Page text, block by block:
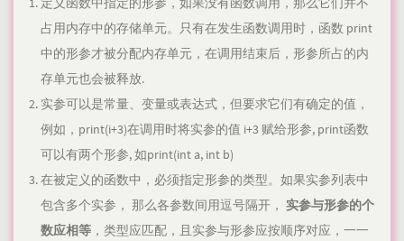
占用内存中的存储单元。只有在发生函数调用时，函数 print
中的形参才被分配内存单元，在调用结束后，形参所占的内
存单元也会被释放.
实参可以是常量、变量或表达式，但要求它们有确定的值，
例如，print(i+3)在调用时将实参的值 i+3 赋给形参, print函数
可以有两个形参, 如print(int a, int b)
在被定义的函数中，必须指定形参的类型。如果实参列表中
包含多个实参， 那么各参数间用逗号隔开， 实参与形参的个
数应相等 ，类型应匹配，且实参与形参应按顺序对应，一一